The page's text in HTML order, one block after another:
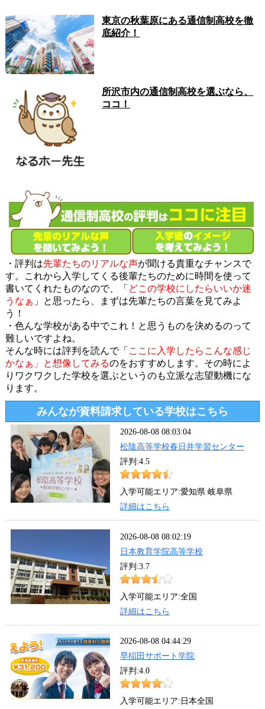
東京の秋葉原にある通信制高校を徹
底紹介！
所沢市内の通信制高校を選ぶなら、
ココ！
・評判は先輩たちのリアルな声が聞ける貴重なチャンスで
す。これから入学してくる後輩たちのために時間を使って
書いてくれたものなので、「 どこの学校にしたらいいか迷
うなぁ 」と思ったら、まずは先輩たちの言葉を見てみよ
う！
・色んな学校がある中でこれ！と思うものを決めるのって
難しいですよね。
そんな時には評判を読んで「 ここに入学したらこんな感じ
かなぁ」と想像してみるのをおすすめします。その時によ
りワクワクした学校を選ぶというのも立派な志望動機にな
ります。
みんなが資料請求している学校はこちら